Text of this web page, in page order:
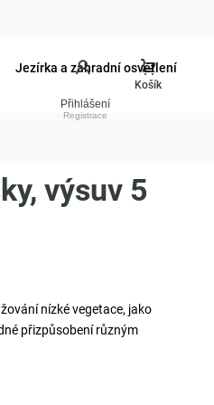
Přihlášení
Jezírka a zahradní osvětlení
výsuv 5
nízké vegetace, jako
přizpůsobení různým